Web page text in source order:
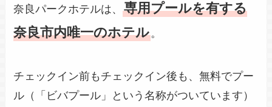
奈良パークホテルは、専用プールを有する
奈良市内唯一のホテル。
チェックイン前もチェックイン後も、無料でプー
ル（「ビバプール」という名称がついています）